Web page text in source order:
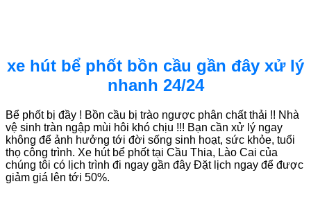
xe hút bể phốt bồn cầu gần đây xử lý
nhanh 24/24
Bể phốt bị đầy ! Bồn cầu bị trào ngược phân chất thải !! Nhà
vệ sinh tràn ngập mùi hôi khó chịu !!! Bạn cần xử lý ngay
không để ảnh hưởng tới đời sống sinh hoạt, sức khỏe, tuổi
thọ công trình. Xe hút bể phốt tại Cầu Thia, Lào Cai của
chúng tôi có lịch trình đi ngay gần đây Đặt lịch ngay để được
giảm giá lên tới 50%.